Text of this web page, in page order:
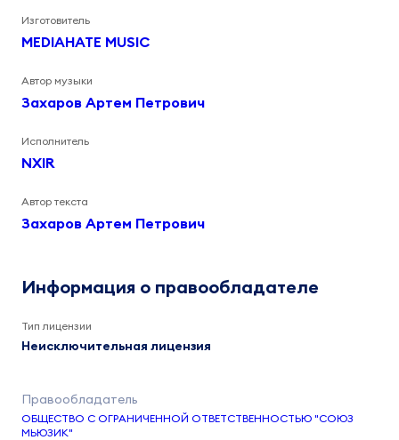
Изготовитель
MEDIAHATE MUSIC
Автор музыки
Захаров Артем Петрович
Исполнитель
NXIR
Автор текста
Захаров Артем Петрович
Информация о правообладателе
Тип лицензии
Неисключительная лицензия
ОБЩЕСТВО С ОГРАНИЧЕННОЙ ОТВЕТСТВЕННОСТЬЮ "СОЮЗ
МЬЮЗИК"